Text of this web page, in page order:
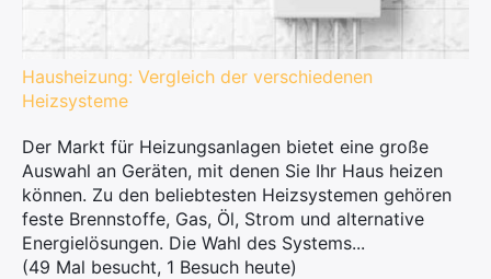
Hausheizung: Vergleich der verschiedenen
Heizsysteme
Der Markt für Heizungsanlagen bietet eine große
Auswahl an Geräten, mit denen Sie Ihr Haus heizen
können. Zu den beliebtesten Heizsystemen gehören
feste Brennstoffe, Gas, Öl, Strom und alternative
Energielösungen. Die Wahl des Systems...
(49 Mal besucht, 1 Besuch heute)